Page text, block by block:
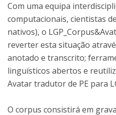
Com uma equipa
computacionais, cientistas
nativos), o
reverter esta situação
anotado e transcrito;
linguísticos abertos e
Avatar tradutor de PE para
O corpus consistirá em